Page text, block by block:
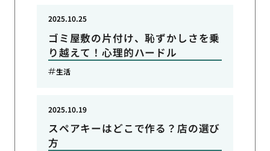
ゴミ屋敷の片付け、恥ずかしさを乗
り越えて！心理的ハードル
2025.10.25
生活
スペアキーはどこで作る？店の選び
方
2025.10.19